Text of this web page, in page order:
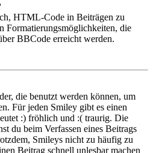
HTML-Code in Beiträgen zu
Formatierungsmöglichkeiten, die
BBCode erreicht werden.
die benutzt werden können, um
Für jeden Smiley gibt es einen
:) fröhlich und :( traurig. Die
du beim Verfassen eines Beitrags
Smileys nicht zu häufig zu
Beitrag schnell unlesbar machen